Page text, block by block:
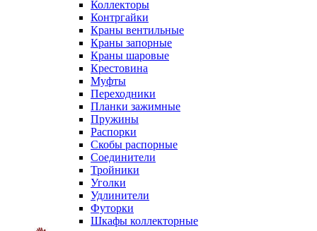
Коллекторы
Контргайки
Краны вентильные
Краны запорные
Краны шаровые
Крестовина
Муфты
Переходники
Планки зажимные
Пружины
Распорки
Скобы распорные
Соединители
Тройники
Уголки
Удлинители
Футорки
Шкафы коллекторные